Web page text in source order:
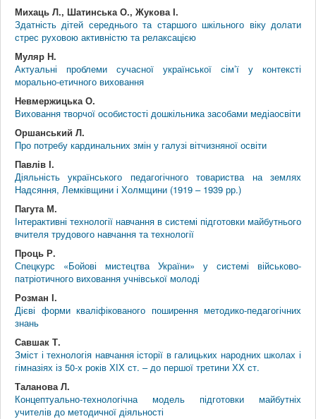
Михаць Л., Шатинська О., Жукова І.
Здатність дітей середнього та старшого шкільного віку долати
стрес руховою активністю та релаксацією
Муляр Н.
Актуальні проблеми сучасної української сім’ї у контексті
морально-етичного виховання
Невмержицька О.
Виховання творчої особистості дошкільника засобами медіаосвіти
Оршанський Л.
Про потребу кардинальних змін у галузі вітчизняної освіти
Павлів І.
Діяльність українського педагогічного товариства на землях
Надсяння, Лемківщини і Холмщини (1919 – 1939 рр.)
Пагута М.
Інтерактивні технології навчання в системі підготовки майбутнього
вчителя трудового навчання та технології
Проць Р.
Спецкурс «Бойові мистецтва України» у системі військово-
патріотичного виховання учнівської молоді
Розман І.
Дієві форми кваліфікованого поширення методико-педагогічних
знань
Савшак Т.
Зміст і технологія навчання історії в галицьких народних школах і
гімназіях із 50-х років ХІХ ст. – до першої третини ХХ ст.
Таланова Л.
Концептуально-технологічна модель підготовки майбутніх
учителів до методичної діяльності